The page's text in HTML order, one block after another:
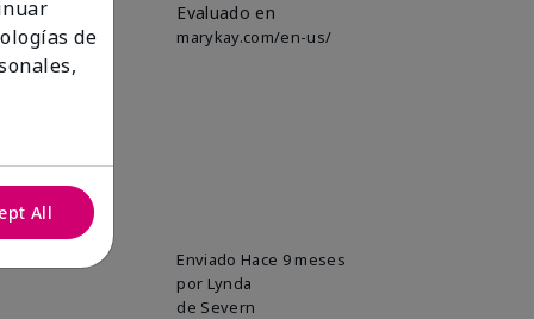
Evaluado en
marykay.com/en-us/
Enviado Hace 9 meses
por Lynda
de Severn
de
All